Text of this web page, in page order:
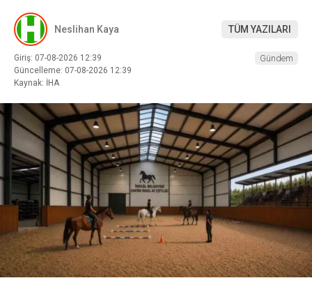
Neslihan Kaya TÜM YAZILARI
Giriş: 07-08-2026 12:39
Güncelleme: 07-08-2026 12:39
Kaynak: İHA
Gündem